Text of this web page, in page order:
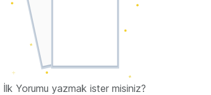
İlk Yorumu yazmak ister misiniz?